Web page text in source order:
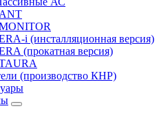
i (инсталляционная версия)
(прокатная версия)
(производство КНР)